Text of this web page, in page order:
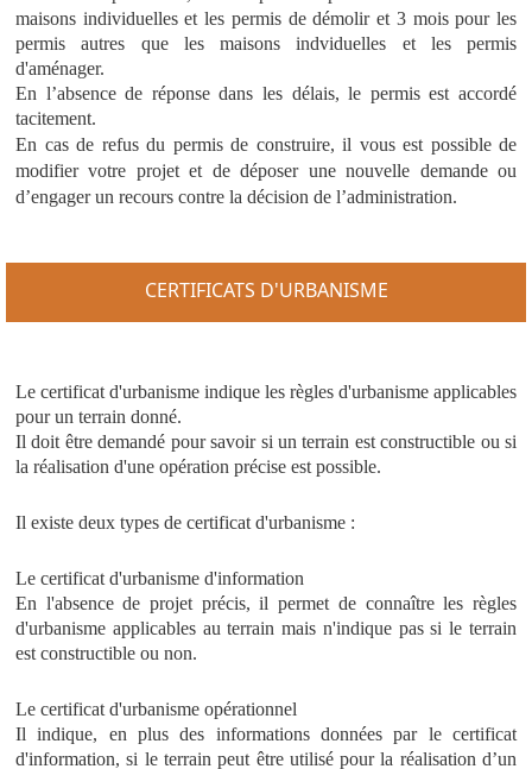
maisons individuelles et les permis de démolir et 3 mois pour les
permis autres que les maisons indviduelles et les permis
d'aménager.
En l’absence de réponse dans les délais, le permis est accordé
tacitement.
En cas de refus du permis de construire, il vous est possible de
modifier votre projet et de déposer une nouvelle demande ou
d’engager un recours contre la décision de l’administration.
CERTIFICATS D'URBANISME
Le certificat d'urbanisme indique les règles d'urbanisme applicables
pour un terrain donné.
Il doit être demandé pour savoir si un terrain est constructible ou si
la réalisation d'une opération précise est possible.
Il existe deux types de certificat d'urbanisme :
Le certificat d'urbanisme d'information
En l'absence de projet précis, il permet de connaître les règles
d'urbanisme applicables au terrain mais n'indique pas si le terrain
est constructible ou non.
Le certificat d'urbanisme opérationnel
Il indique, en plus des informations données par le certificat
d'information, si le terrain peut être utilisé pour la réalisation d’un